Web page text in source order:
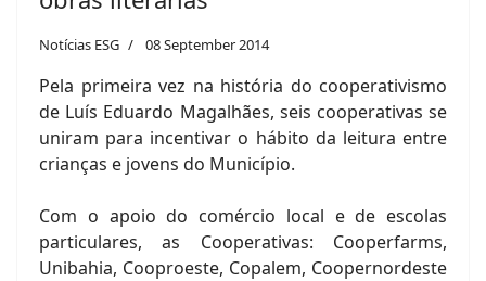
Notícias ESG 08 September 2014
Pela primeira vez na história do cooperativismo
de Luís Eduardo Magalhães, seis cooperativas se
uniram para incentivar o hábito da leitura entre
crianças e jovens do Município.
Com o apoio do comércio local e de escolas
particulares, as Cooperativas: Cooperfarms,
Unibahia, Cooproeste, Copalem, Coopernordeste